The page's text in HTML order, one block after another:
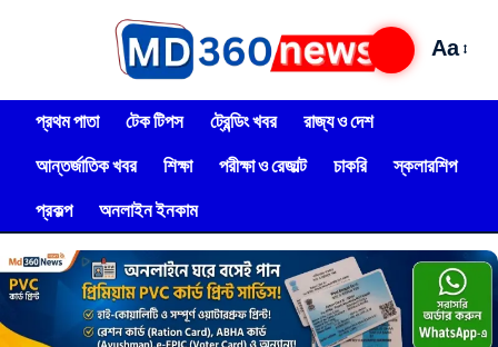
Aa
প্রথম পাতা টেক টিপস ট্রেন্ডিং খবর
রাজ্য ও দেশ
আন্তর্জাতিক খবর
শিক্ষা পরীক্ষা ও রেজাল্ট চাকরি
স্কলারশিপ
প্রকল্প
অনলাইন ইনকাম